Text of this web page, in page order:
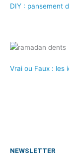
DIY : pansement
Vrai ou Faux : les
NEWSLETTER